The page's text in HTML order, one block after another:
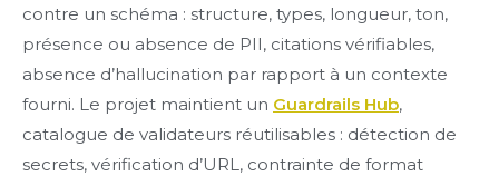
contre un schéma : structure, types, longueur, ton,
présence ou absence de PII, citations vérifiables,
absence d’hallucination par rapport à un contexte
fourni. Le projet maintient un Guardrails Hub,
catalogue de validateurs réutilisables : détection de
secrets, vérification d’URL, contrainte de format